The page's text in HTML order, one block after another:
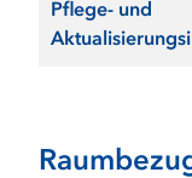
Pflege- und